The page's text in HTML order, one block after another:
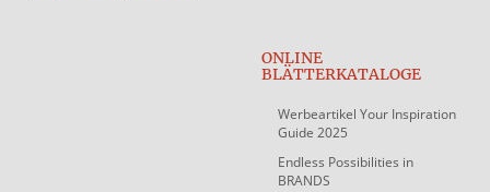
ONLINE
BLÄTTERKATALOGE
Werbeartikel Your Inspiration
Guide 2025
Endless Possibilities in
BRANDS